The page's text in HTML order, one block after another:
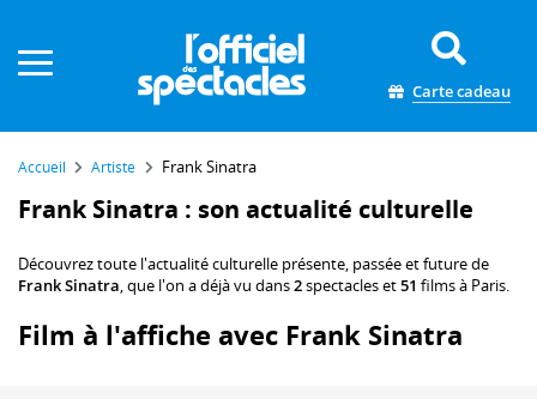
Carte cadeau
Accueil Artiste Frank Sinatra
Frank Sinatra : son actualité culturelle
Découvrez toute l'actualité culturelle présente, passée et future de
Frank Sinatra, que l'on a déjà vu dans2spectacles et51 films à Paris.
Film à l'affiche avec Frank Sinatra